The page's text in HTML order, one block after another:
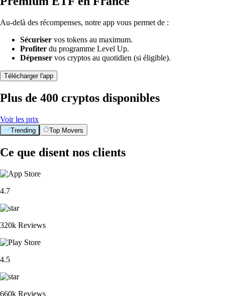
Au-delà des récompenses, notre app vous permet de :
Sécuriser vos tokens au maximum.
Profiter du programme Level Up.
Dépenser vos cryptos au quotidien (si éligible).
Télécharger l'app
Plus de 400 cryptos disponibles
Voir les prix
Trending Top Movers
Ce que disent nos clients
4.7
320k Reviews
4.5
660k Reviews